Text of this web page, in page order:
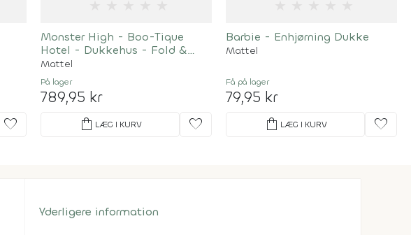
favorite
Monster High - Boo-Tique
Hotel - Dukkehus - Fold &
Store
Mattel
På lager
789,95 kr
shopping_bag LÆG I KURV favorite
Barbie - Enhjørning Dukke
Mattel
Få på lager
79,95 kr
shopping_bag LÆG I KURV favorite
Yderligere information